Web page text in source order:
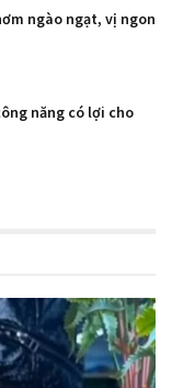
ngào ngạt, vị ngon
năng có lợi cho